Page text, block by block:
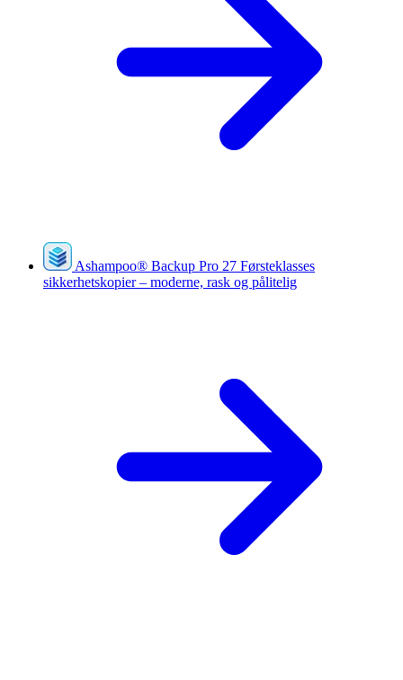
Ashampoo® Backup Pro 27 Førsteklasses
sikkerhetskopier – moderne, rask og pålitelig